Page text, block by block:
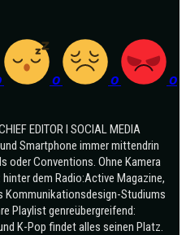
0 0 0
EDITOR I SOCIAL MEDIA
Smartphone immer mittendrin
oder Conventions. Ohne Kamera
dem Radio:Active Magazine,
Kommunikationsdesign-Studiums
Playlist genreübergreifend:
K-Pop findet alles seinen Platz.